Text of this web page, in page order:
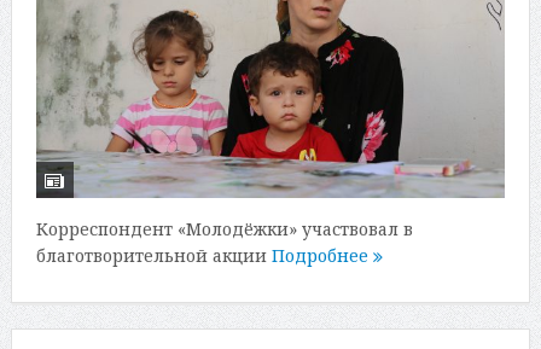
Корреспондент «Молодёжки» участвовал в
благотворительной акции Подробнее